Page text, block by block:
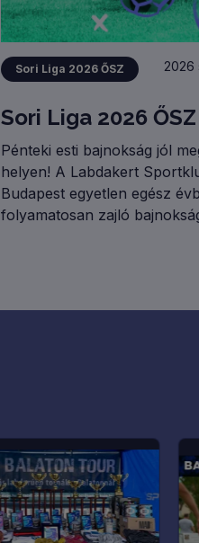
Sori Liga 2026 ŐSZ 2026
Sori Liga 2026 ŐSZ
Pénteki esti bajnokság jól
helyen! A Labdakert
Budapest egyetlen egész
folyamatosan zajló